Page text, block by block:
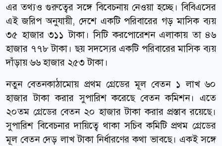
এর তথ্যও গুরুত্বের সঙ্গে বিবেচনায় নেওয়া হচ্ছে। বিবিএসের
এই জরিপ অনুযায়ী, দেশে একটি পরিবারের গড় মাসিক ব্যয়
৩৫ হাজার ৩১১ টাকা। সিটি করপোরেশন এলাকায় তা ৪৬
হাজার ৭৭৮ টাকা। ছয় সদস্যের একটি পরিবারের মাসিক ব্যয়
দাঁড়ায় ৬৬ হাজার ২৫৩ টাকা।
নতুন বেতনকাঠামোয় প্রথম গ্রেডের মূল বেতন ১ লাখ ৬০
হাজার টাকা করার সুপারিশ করেছে বেতন কমিশন। এতে
২০তম গ্রেডের বেতন ২০ হাজার টাকা করার প্রস্তাব রয়েছে।
সুপারিশ বিবেচনার দায়িত্বে থাকা সচিব কমিটি প্রথম গ্রেডের
মূল বেতন দেড় লাখ টাকা নির্ধারণের কথা ভাবছে। একই সঙ্গে